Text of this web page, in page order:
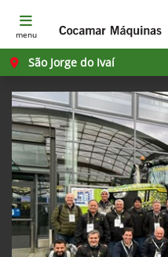
menu
São Jorge do Ivaí